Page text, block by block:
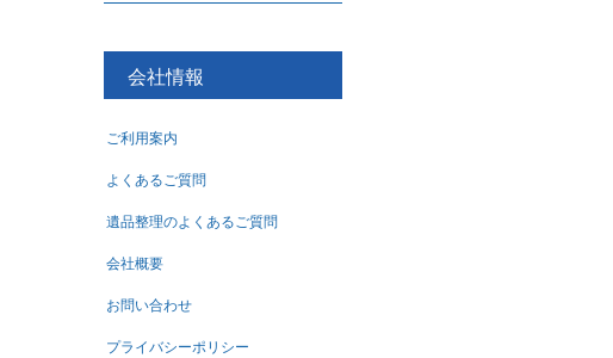
会社情報
ご利用案内
よくあるご質問
遺品整理のよくあるご質問
会社概要
お問い合わせ
プライバシーポリシー